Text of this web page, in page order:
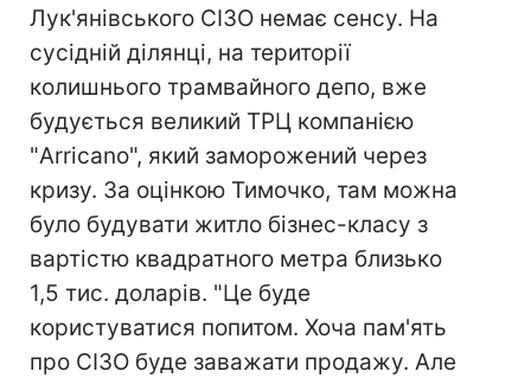
Лук'янівського СІЗО немає сенсу. На
сусідній ділянці, на території
колишнього трамвайного депо, вже
будується великий ТРЦ компанією
"Arricano", який заморожений через
кризу. За оцінкою Тимочко, там можна
було будувати житло бізнес-класу з
вартістю квадратного метра близько
1,5 тис. доларів. "Це буде
користуватися попитом. Хоча пам'ять
про СІЗО буде заважати продажу. Але